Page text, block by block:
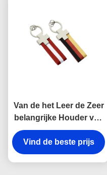
Van de het Leer de Zeer
belangrijke Houder van
de singelbandriem van
het de Rechthoekijzer
Kleur van de
Vind de beste prijs